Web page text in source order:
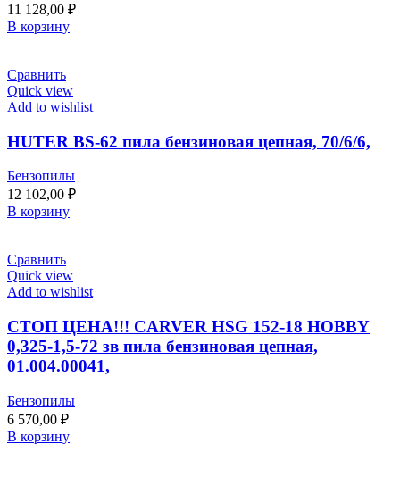
11 128,00 ₽
В корзину
Сравнить
Quick view
Add to wishlist
HUTER BS-62 пила бензиновая цепная, 70/6/6,
Бензопилы
12 102,00 ₽
В корзину
Сравнить
Quick view
Add to wishlist
СТОП ЦЕНА!!! CARVER HSG 152-18 HOBBY
0,325-1,5-72 зв пила бензиновая цепная,
01.004.00041,
Бензопилы
6 570,00 ₽
В корзину